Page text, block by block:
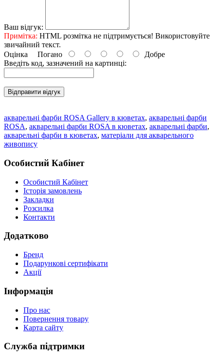
Ваш відгук:
Примітка: HTML розмітка не підтримується! Використовуйте
звичайний текст.
Оцінка Погано
Добре
Введіть код, зазначений на картинці:
Відправити відгук
акварельні фарби ROSA Gallery в кюветах, акварельні фарби
ROSA, акварельні фарби ROSA в кюветах, акварельні фарби,
акварельні фарби в кюветах, матеріали для акварельного
живопису
Особистий Кабінет
Особистий Кабінет
Історія замовлень
Закладки
Розсилка
Контакти
Додатково
Бренд
Подарункові сертифікати
Акції
Інформація
Про нас
Повернення товару
Карта сайту
Служба підтримки